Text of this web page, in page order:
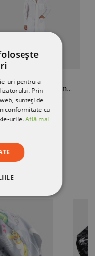
Halat medical pentru bărbaţi M5
103,54 RON
uri pentru a
Prin
sunteți de
conformitate cu
urile.Află mai